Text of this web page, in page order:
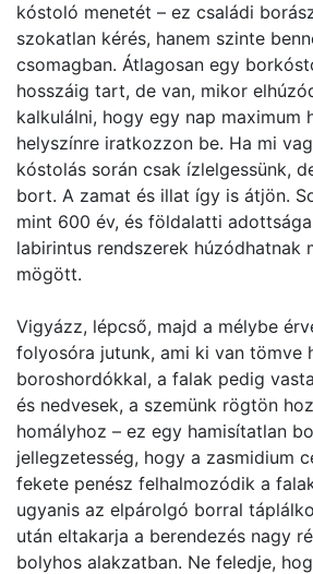
kóstoló menetét – ez családi
szokatlan kérés, hanem szinte
csomagban. Átlagosan egy
hosszáig tart, de van, mikor
kalkulálni, hogy egy nap maximum
helyszínre iratkozzon be. Ha mi
kóstolás során csak ízlelgessünk,
bort. A zamat és illat így is átjön.
mint 600 év, és földalatti
labirintus rendszerek húzódhatnak
mögött.
Vigyázz, lépcső, majd a mélybe
folyosóra jutunk, ami ki van tömve
boroshordókkal, a falak pedig
és nedvesek, a szemünk rögtön
homályhoz – ez egy hamisítatlan
jellegzetesség, hogy a zasmidium
fekete penész felhalmozódik a
ugyanis az elpárolgó borral
után eltakarja a berendezés nagy
bolyhos alakzatban. Ne feledje,